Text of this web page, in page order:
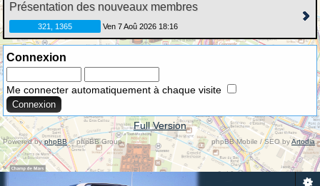
Présentation des nouveaux membres
321, 1365 Ven 7 Aoû 2026 18:16
Connexion
Me connecter automatiquement à chaque visite
Full Version
Powered byphpBB© phpBB Group. phpBB Mobile / SEO byArtodia .